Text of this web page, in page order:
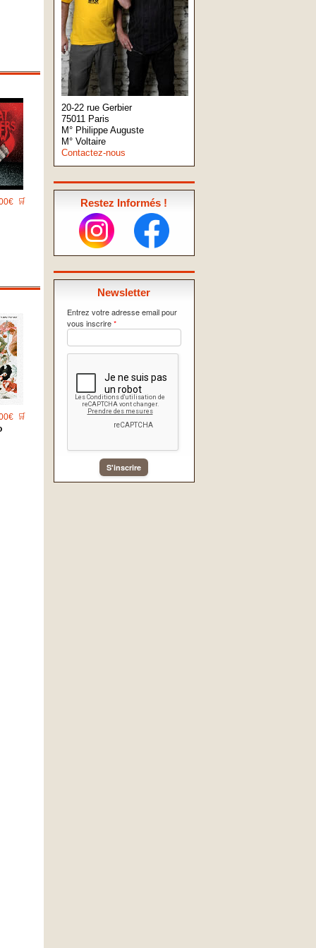
20-22 rue Gerbier
75011 Paris
M° Philippe Auguste
M° Voltaire
Contactez-nous
Restez Informés !
Newsletter
Entrez votre adresse email pour
vous inscrire*
S'inscrire
🛒
🛒